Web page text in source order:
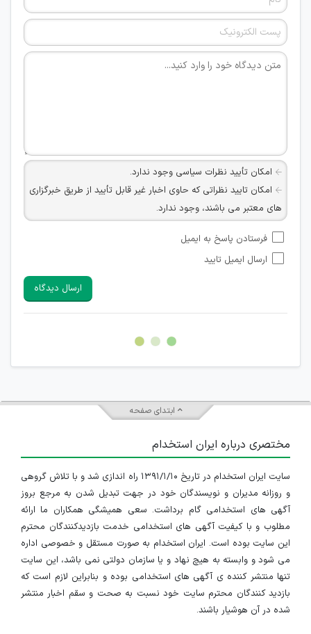
امکان تأیید نظرات سیاسی وجود ندارد.
امکان تایید نظراتی که حاوی اخبار غیر قابل تأیید از طریق خبرگزاری
های معتبر می باشند، وجود ندارد.
شبکه های مجازی ارتباطی می باشند وجود ندارد.
امکان تأیید نظرات کاربرانی که به هر طریقی قصد مأیوس کردن
هرگونه تحریک، تحقیر و کنایه به سایر افراد (مسئول و غیر مسئول)
غیر مجاز می باشد.
امکان هماهنگی برای هرگونه ملاقات حضوری چه به صورت دسته
فرستادن پاسخ به ایمیل
ارسال ایمیل تایید
ارسال دیدگاه
ابتدای صفحه
مختصری درباره ایران استخدام
سایت ایران استخدام در تاریخ ۱۳۹۱/۱/۱۰ راه اندازی شد و با تلاش گروهی
و روزانه مدیران و نویسندگان خود در جهت تبدیل شدن به مرجع بروز
آگهی های استخدامی گام برداشت. سعی همیشگی همکاران ما ارائه
مطلوب و با کیفیت آگهی های استخدامی خدمت بازدیدکنندگان محترم
این سایت بوده است. ایران استخدام به صورت مستقل و خصوصی اداره
می شود و وابسته به هیچ نهاد و یا سازمان دولتی نمی باشد، این سایت
تنها منتشر کننده ی آگهی های استخدامی بوده و بنابراین لازم است که
بازدید کنندگان محترم سایت خود نسبت به صحت و سقم اخبار منتشر
شده در آن هوشیار باشند.